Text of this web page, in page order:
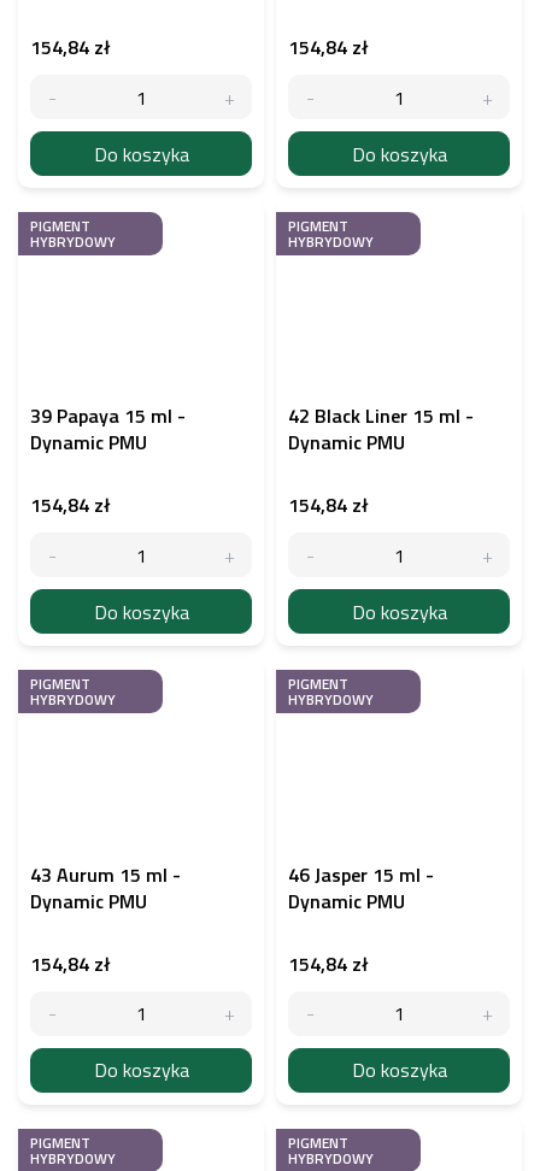
154,84 zł
Do koszyka
154,84 zł
Do koszyka
PIGMENT
HYBRYDOWY
39 Papaya 15 ml -
Dynamic PMU
154,84 zł
Do koszyka
PIGMENT
HYBRYDOWY
42 Black Liner 15 ml -
Dynamic PMU
154,84 zł
Do koszyka
PIGMENT
HYBRYDOWY
43 Aurum 15 ml -
Dynamic PMU
154,84 zł
Do koszyka
PIGMENT
HYBRYDOWY
46 Jasper 15 ml -
Dynamic PMU
154,84 zł
Do koszyka
PIGMENT
HYBRYDOWY
PIGMENT
HYBRYDOWY